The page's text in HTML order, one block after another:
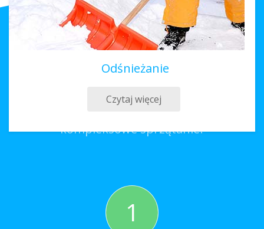
Odśnieżanie
Czytaj więcej
kompleksowe sprzątanie?
1